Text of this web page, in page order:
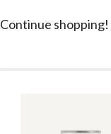
Continue shopping!